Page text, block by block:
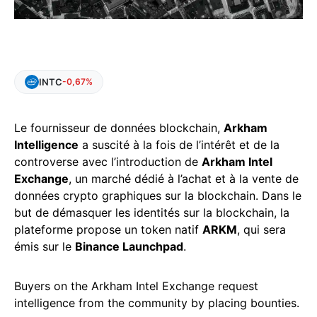
INTC-0,67%
Le fournisseur de données blockchain, Arkham
Intelligence a suscité à la fois de l’intérêt et de la
controverse avec l’introduction de Arkham Intel
Exchange, un marché dédié à l’achat et à la vente de
données crypto graphiques sur la blockchain. Dans le
but de démasquer les identités sur la blockchain, la
plateforme propose un token natif ARKM, qui sera
émis sur le Binance Launchpad.
Buyers on the Arkham Intel Exchange request
intelligence from the community by placing bounties.